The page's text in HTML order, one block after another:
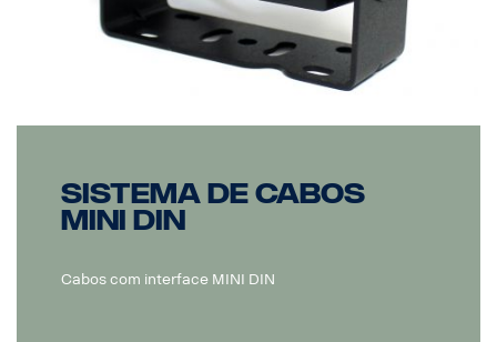
Sistema de cabos
MINI DIN
Cabos com interface MINI DIN